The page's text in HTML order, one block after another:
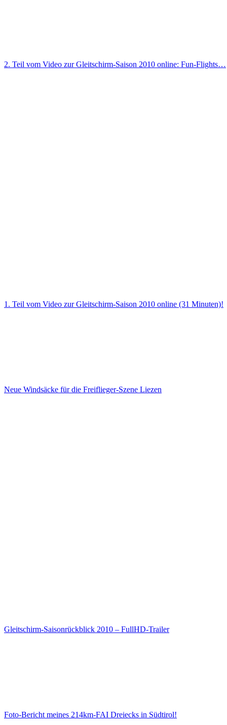
2. Teil vom Video zur Gleitschirm-Saison 2010 online: Fun-Flights…
1. Teil vom Video zur Gleitschirm-Saison 2010 online (31 Minuten)!
Neue Windsäcke für die Freiflieger-Szene Liezen
Gleitschirm-Saisonrückblick 2010 – FullHD-Trailer
Foto-Bericht meines 214km-FAI Dreiecks in Südtirol!